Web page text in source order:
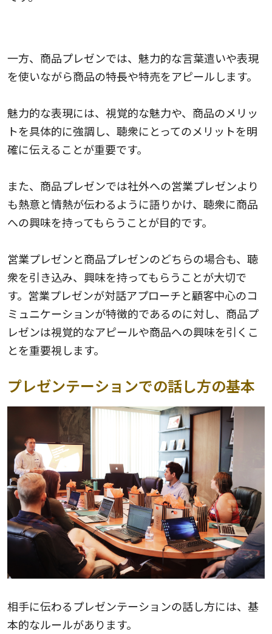
一方、商品プレゼンでは、魅力的な言葉遣いや表現
を使いながら商品の特長や特売をアピールします。
魅力的な表現には、視覚的な魅力や、商品のメリッ
トを具体的に強調し、聴衆にとってのメリットを明
確に伝えることが重要です。
また、商品プレゼンでは社外への営業プレゼンより
も熱意と情熱が伝わるように語りかけ、聴衆に商品
への興味を持ってもらうことが目的です。
営業プレゼンと商品プレゼンのどちらの場合も、聴
衆を引き込み、興味を持ってもらうことが大切で
す。営業プレゼンが対話アプローチと顧客中心のコ
ミュニケーションが特徴的であるのに対し、商品プ
レゼンは視覚的なアピールや商品への興味を引くこ
とを重要視します。
プレゼンテーションでの話し方の基本
相手に伝わるプレゼンテーションの話し方には、基
本的なルールがあります。